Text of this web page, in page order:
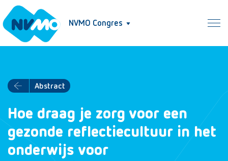
NVMO Congres
Abstract
Hoe draag je zorg voor een
gezonde reflectiecultuur in het
onderwijs voor